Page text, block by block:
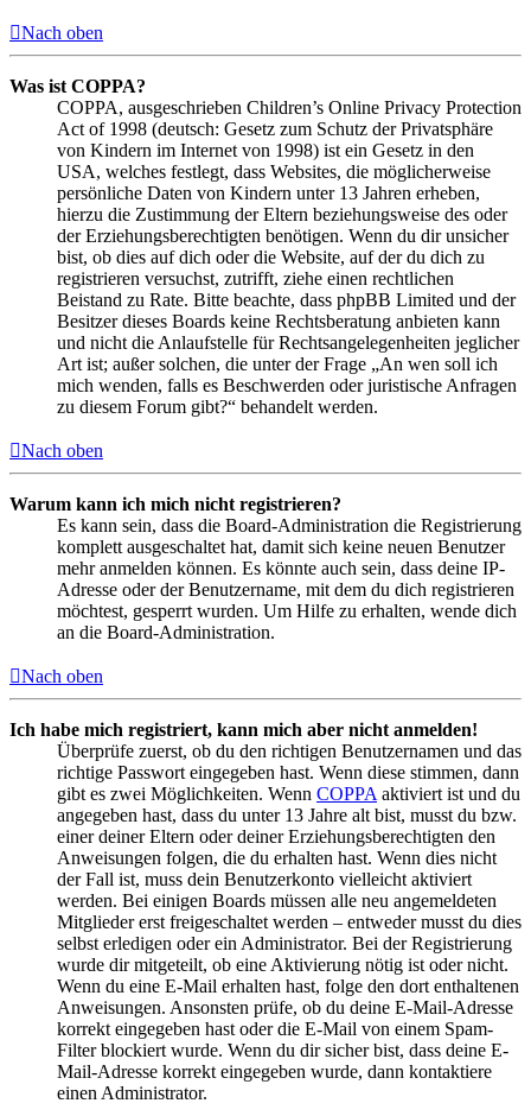
Nach oben
Was ist COPPA?
COPPA, ausgeschrieben Children’s Online Privacy Protection
Act of 1998 (deutsch: Gesetz zum Schutz der Privatsphäre
von Kindern im Internet von 1998) ist ein Gesetz in den
USA, welches festlegt, dass Websites, die möglicherweise
persönliche Daten von Kindern unter 13 Jahren erheben,
hierzu die Zustimmung der Eltern beziehungsweise des oder
der Erziehungsberechtigten benötigen. Wenn du dir unsicher
bist, ob dies auf dich oder die Website, auf der du dich zu
registrieren versuchst, zutrifft, ziehe einen rechtlichen
Beistand zu Rate. Bitte beachte, dass phpBB Limited und der
Besitzer dieses Boards keine Rechtsberatung anbieten kann
und nicht die Anlaufstelle für Rechtsangelegenheiten jeglicher
Art ist; außer solchen, die unter der Frage „An wen soll ich
mich wenden, falls es Beschwerden oder juristische Anfragen
zu diesem Forum gibt?“ behandelt werden.
Nach oben
Warum kann ich mich nicht registrieren?
Es kann sein, dass die Board-Administration die Registrierung
komplett ausgeschaltet hat, damit sich keine neuen Benutzer
mehr anmelden können. Es könnte auch sein, dass deine IP-
Adresse oder der Benutzername, mit dem du dich registrieren
möchtest, gesperrt wurden. Um Hilfe zu erhalten, wende dich
an die Board-Administration.
Nach oben
Ich habe mich registriert, kann mich aber nicht anmelden!
Überprüfe zuerst, ob du den richtigen Benutzernamen und das
richtige Passwort eingegeben hast. Wenn diese stimmen, dann
gibt es zwei Möglichkeiten. Wenn COPPA aktiviert ist und du
angegeben hast, dass du unter 13 Jahre alt bist, musst du bzw.
einer deiner Eltern oder deiner Erziehungsberechtigten den
Anweisungen folgen, die du erhalten hast. Wenn dies nicht
der Fall ist, muss dein Benutzerkonto vielleicht aktiviert
werden. Bei einigen Boards müssen alle neu angemeldeten
Mitglieder erst freigeschaltet werden – entweder musst du dies
selbst erledigen oder ein Administrator. Bei der Registrierung
wurde dir mitgeteilt, ob eine Aktivierung nötig ist oder nicht.
Wenn du eine E-Mail erhalten hast, folge den dort enthaltenen
Anweisungen. Ansonsten prüfe, ob du deine E-Mail-Adresse
korrekt eingegeben hast oder die E-Mail von einem Spam-
Filter blockiert wurde. Wenn du dir sicher bist, dass deine E-
Mail-Adresse korrekt eingegeben wurde, dann kontaktiere
einen Administrator.